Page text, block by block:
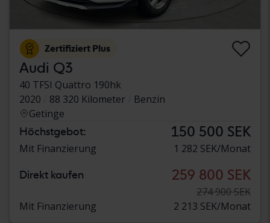
Zertifiziert Plus
Audi Q3
40 TFSI Quattro 190hk
2020
88 320 Kilometer
Benzin
Getinge
Höchstgebot: 150 500 SEK
Mit Finanzierung 1 282 SEK/Monat
Direkt kaufen 259 800 SEK
274 900 SEK
Mit Finanzierung
2 213 SEK/Monat